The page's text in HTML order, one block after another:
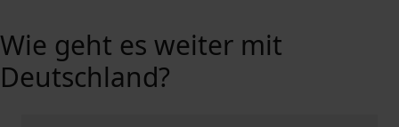
Wie geht es weiter mit
Deutschland?